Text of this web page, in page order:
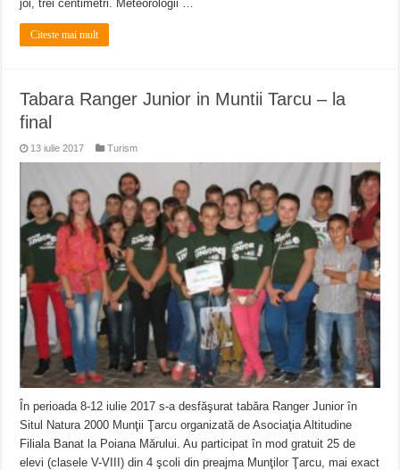
joi, trei centimetri. Meteorologii …
Citeste mai mult
Tabara Ranger Junior in Muntii Tarcu – la
final
13 iulie 2017 Turism
În perioada 8-12 iulie 2017 s-a desfăşurat tabăra Ranger Junior în
Situl Natura 2000 Munţii Ţarcu organizată de Asociaţia Altitudine
Filiala Banat la Poiana Mărului. Au participat în mod gratuit 25 de
elevi (clasele V-VIII) din 4 şcoli din preajma Munţilor Ţarcu, mai exact